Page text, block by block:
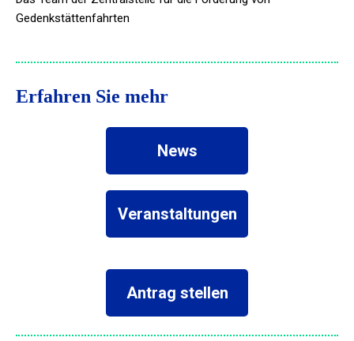
Gedenkstättenfahrten
Erfahren Sie mehr
News
Veranstaltungen
Antrag stellen